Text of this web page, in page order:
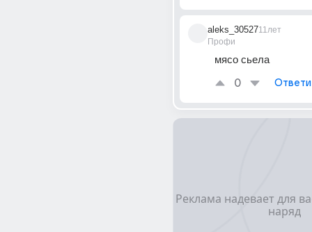
aleks_30527
Профи
11лет
мясо сьела
0